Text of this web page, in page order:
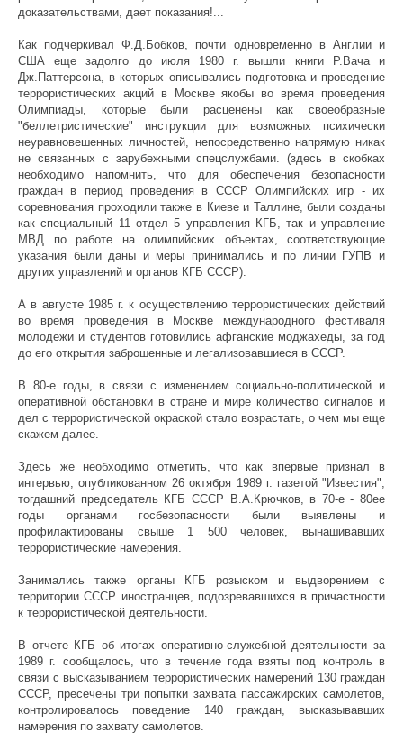
доказательствами, дает показания!...
Как подчеркивал Ф.Д.Бобков, почти одновременно в Англии и
США еще задолго до июля 1980 г. вышли книги Р.Вача и
Дж.Паттерсона, в которых описывались подготовка и проведение
террористических акций в Москве якобы во время проведения
Олимпиады, которые были расценены как своеобразные
"беллетристические" инструкции для возможных психически
неуравновешенных личностей, непосредственно напрямую никак
не связанных с зарубежными спецслужбами. (здесь в скобках
необходимо напомнить, что для обеспечения безопасности
граждан в период проведения в СССР Олимпийских игр - их
соревнования проходили также в Киеве и Таллине, были созданы
как специальный 11 отдел 5 управления КГБ, так и управление
МВД по работе на олимпийских объектах, соответствующие
указания были даны и меры принимались и по линии ГУПВ и
других управлений и органов КГБ СССР).
А в августе 1985 г. к осуществлению террористических действий
во время проведения в Москве международного фестиваля
молодежи и студентов готовились афганские моджахеды, за год
до его открытия заброшенные и легализовавшиеся в СССР.
В 80-е годы, в связи с изменением социально-политической и
оперативной обстановки в стране и мире количество сигналов и
дел с террористической окраской стало возрастать, о чем мы еще
скажем далее.
Здесь же необходимо отметить, что как впервые признал в
интервью, опубликованном 26 октября 1989 г. газетой "Известия",
тогдашний председатель КГБ СССР В.А.Крючков, в 70-е - 80ее
годы органами госбезопасности были выявлены и
профилактированы свыше 1 500 человек, вынашивавших
террористические намерения.
Занимались также органы КГБ розыском и выдворением с
территории СССР иностранцев, подозревавшихся в причастности
к террористической деятельности.
В отчете КГБ об итогах оперативно-служебной деятельности за
1989 г. сообщалось, что в течение года взяты под контроль в
связи с высказыванием террористических намерений 130 граждан
СССР, пресечены три попытки захвата пассажирских самолетов,
контролировалось поведение 140 граждан, высказывавших
намерения по захвату самолетов.